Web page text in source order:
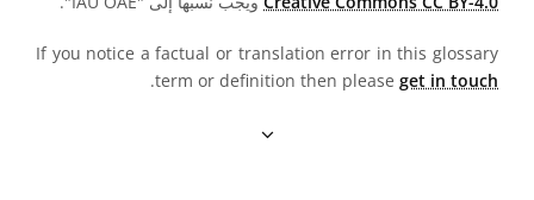
If you notice a factual or translation error in this glossary
term or definition then please get in touch
.